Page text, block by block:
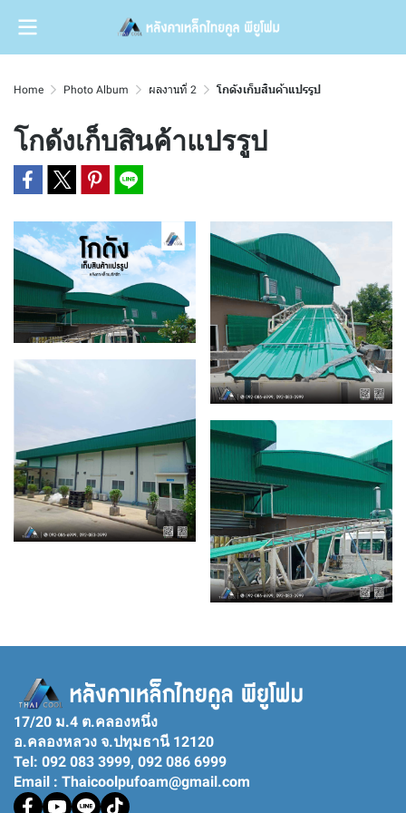
Home Photo Album ผลงานที่ 2 โกดังเก็บสินค้าแปรรูป
โกดังเก็บสินค้าแปรรูป
17/20 ม.4 ต.คลองหนึ่ง
อ.คลองหลวง จ.ปทุมธานี 12120
Tel: 092 083 3999, 092 086 6999
Email : Thaicoolpufoam@gmail.com